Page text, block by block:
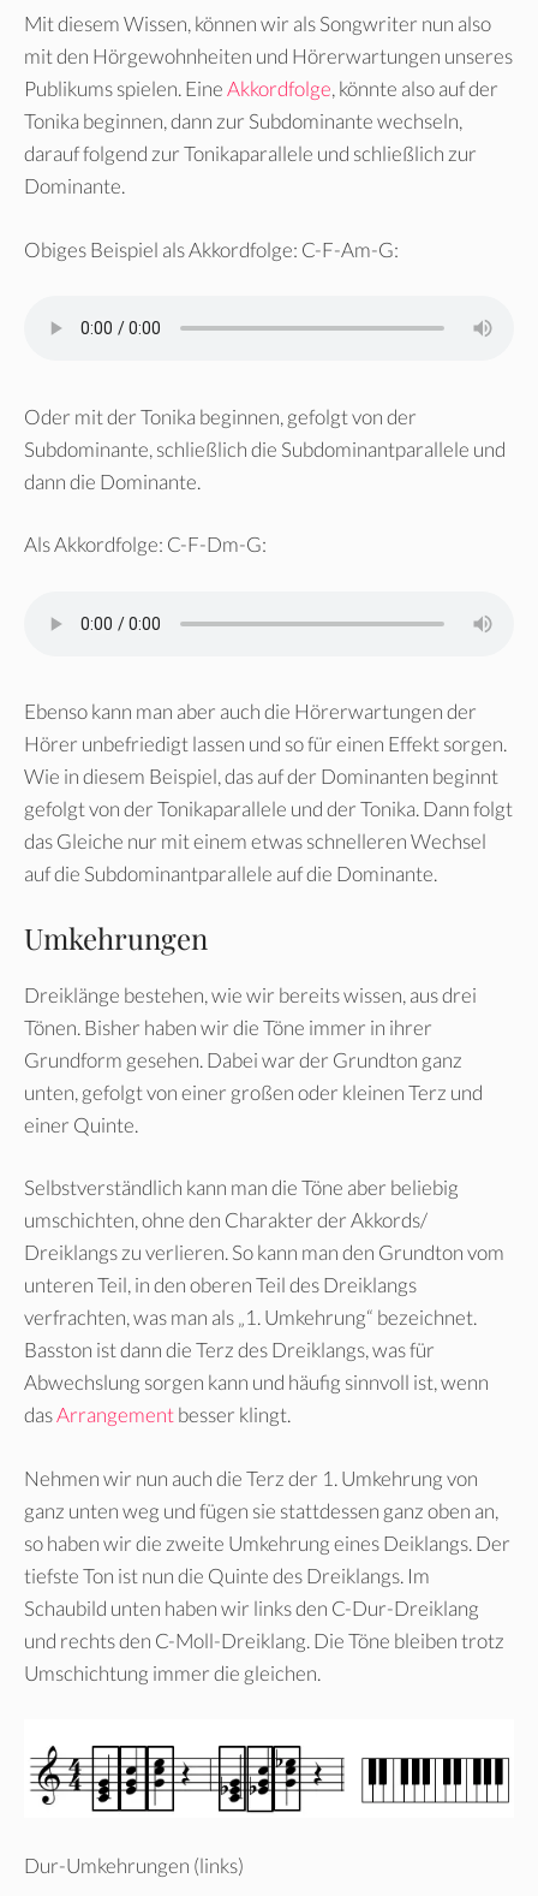
Mit diesem Wissen, können wir als Songwriter nun also
mit den Hörgewohnheiten und Hörerwartungen unseres
Publikums spielen. EineAkkordfolge, könnte also auf der
Tonika beginnen, dann zur Subdominante wechseln,
darauf folgend zur Tonikaparallele und schließlich zur
Dominante.
Obiges Beispiel als Akkordfolge: C-F-Am-G:
Oder mit der Tonika beginnen, gefolgt von der
Subdominante, schließlich die Subdominantparallele und
dann die Dominante.
Als Akkordfolge: C-F-Dm-G:
Ebenso kann man aber auch die Hörerwartungen der
Hörer unbefriedigt lassen und so für einen Effekt sorgen.
Wie in diesem Beispiel, das auf der Dominanten beginnt
gefolgt von der Tonikaparallele und der Tonika. Dann folgt
das Gleiche nur mit einem etwas schnelleren Wechsel
auf die Subdominantparallele auf die Dominante.
Umkehrungen
Dreiklänge bestehen, wie wir bereits wissen, aus drei
Tönen. Bisher haben wir die Töne immer in ihrer
Grundform gesehen. Dabei war der Grundton ganz
unten, gefolgt von einer großen oder kleinen Terz und
einer Quinte.
Selbstverständlich kann man die Töne aber beliebig
umschichten, ohne den Charakter der Akkords/
Dreiklangs zu verlieren. So kann man den Grundton vom
unteren Teil, in den oberen Teil des Dreiklangs
verfrachten, was man als „1. Umkehrung“ bezeichnet.
Basston ist dann die Terz des Dreiklangs, was für
Abwechslung sorgen kann und häufig sinnvoll ist, wenn
dasArrangementbesser klingt.
Nehmen wir nun auch die Terz der 1. Umkehrung von
ganz unten weg und fügen sie stattdessen ganz oben an,
so haben wir die zweite Umkehrung eines Deiklangs. Der
tiefste Ton ist nun die Quinte des Dreiklangs. Im
Schaubild unten haben wir links den C-Dur-Dreiklang
und rechts den C-Moll-Dreiklang. Die Töne bleiben trotz
Umschichtung immer die gleichen.
Dur-Umkehrungen (links)